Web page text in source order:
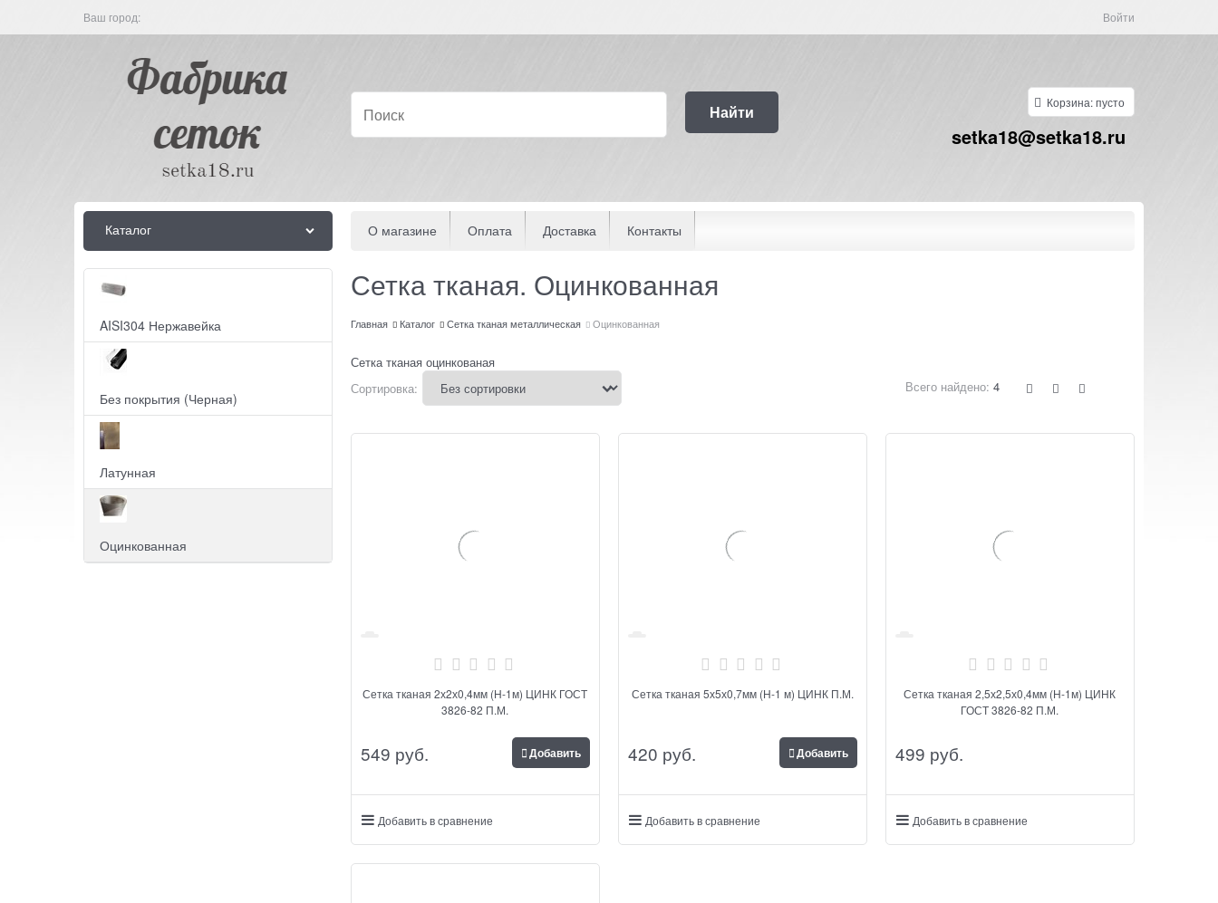
Ваш город: Войти
Найти Корзина:пусто
setka18@setka18.ru
Каталог О магазине Оплата Доставка Контакты
AISI304 Нержавейка
Без покрытия (Черная)
Латунная
Оцинкованная
Сетка тканая. Оцинкованная
Главная Каталог Сетка тканая металлическая Оцинкованная
Сетка тканая оцинкованая
Сортировка:
Всего найдено: 4
Сетка тканая 2х2х0,4мм (Н-1м) ЦИНК ГОСТ
3826-82 П.М.
549 руб. Добавить
Добавить в сравнение
Сетка тканая 5х5х0,7мм (Н-1 м) ЦИНК П.М.
420 руб. Добавить
Добавить в сравнение
Сетка тканая 2,5х2,5х0,4мм (Н-1м) ЦИНК
ГОСТ 3826-82 П.М.
499 руб.
Добавить в сравнение